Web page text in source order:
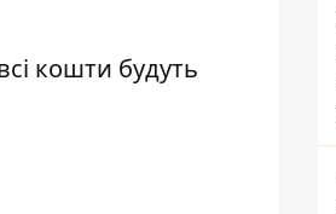
кошти будуть